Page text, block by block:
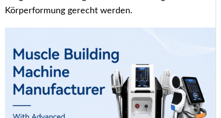
Körperformung gerecht werden.